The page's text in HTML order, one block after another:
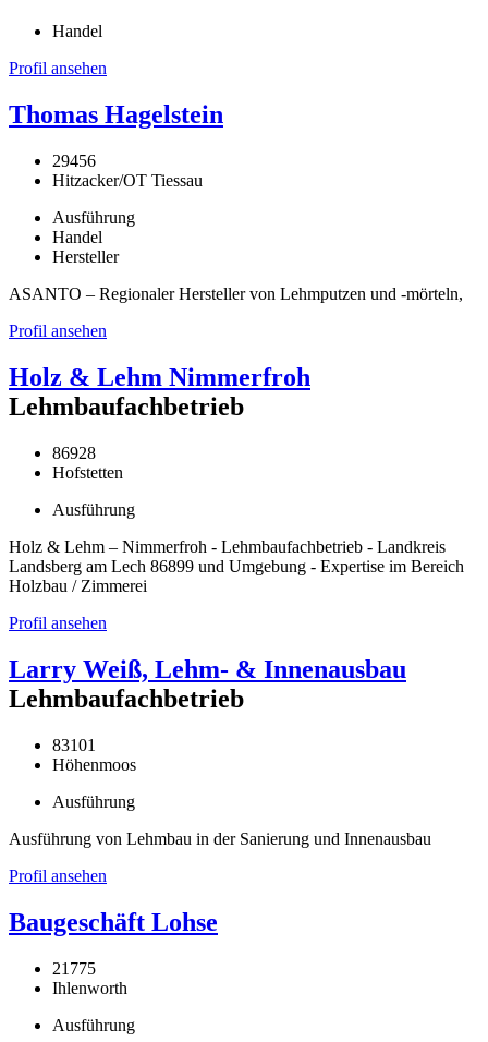
Handel
Profil ansehen
Thomas Hagelstein
29456
Hitzacker/OT Tiessau
Ausführung
Handel
Hersteller
ASANTO – Regionaler Hersteller von Lehmputzen und -mörteln,
Profil ansehen
Holz & Lehm Nimmerfroh
Lehmbaufachbetrieb
86928
Hofstetten
Ausführung
Holz & Lehm – Nimmerfroh - Lehmbaufachbetrieb - Landkreis
Landsberg am Lech 86899 und Umgebung - Expertise im Bereich
Holzbau / Zimmerei
Profil ansehen
Larry Weiß, Lehm- & Innenausbau
Lehmbaufachbetrieb
83101
Höhenmoos
Ausführung
Ausführung von Lehmbau in der Sanierung und Innenausbau
Profil ansehen
Baugeschäft Lohse
21775
Ihlenworth
Ausführung